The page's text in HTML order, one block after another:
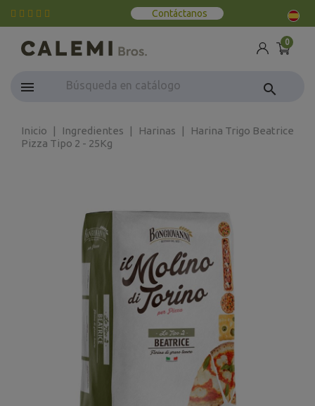
Contáctanos
0
search
Inicio Ingredientes Harinas
Harina Trigo Beatrice
Pizza Tipo 2 - 25Kg